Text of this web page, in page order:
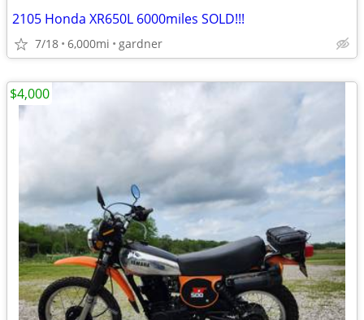
2105 Honda XR650L 6000miles SOLD!!!
7/18 6,000mi gardner
$4,000